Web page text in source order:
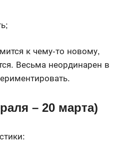
к чему-то новому,
Весьма неординарен в
– 20 марта)